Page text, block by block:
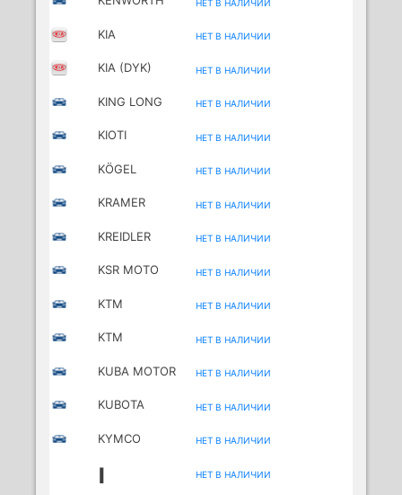
НЕТ В НАЛИЧИИ
KIA НЕТ В НАЛИЧИИ
KIA (DYK) НЕТ В НАЛИЧИИ
KING LONG НЕТ В НАЛИЧИИ
KIOTI НЕТ В НАЛИЧИИ
KÖGEL НЕТ В НАЛИЧИИ
KRAMER НЕТ В НАЛИЧИИ
KREIDLER
НЕТ В НАЛИЧИИ
KSR MOTO
НЕТ В НАЛИЧИИ
KTM НЕТ В НАЛИЧИИ
KTM
НЕТ В НАЛИЧИИ
KUBA MOTOR
НЕТ В НАЛИЧИИ
KUBOTA НЕТ В НАЛИЧИИ
KYMCO
НЕТ В НАЛИЧИИ
L НЕТ В НАЛИЧИИ